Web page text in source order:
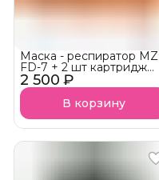
2 500 ₽
Маска - респиратор MZ
FD-7 + 2 шт картридж
фильтр
В корзину